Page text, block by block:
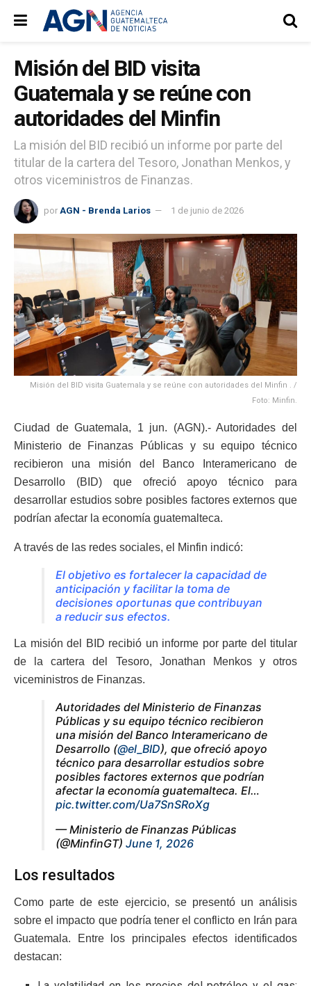
Misión del BID visita
Guatemala y se reúne con
autoridades del Minfin
La misión del BID recibió un informe por parte del
titular de la cartera del Tesoro, Jonathan Menkos, y
otros viceministros de Finanzas.
por AGN - Brenda Larios 1 de junio de 2026
Misión del BID visita Guatemala y se reúne con autoridades del Minfin . /
Foto: Minfin.
Ciudad de Guatemala, 1 jun. (AGN).- Autoridades del
Ministerio de Finanzas Públicas y su equipo técnico
recibieron una misión del Banco Interamericano de
Desarrollo (BID) que ofreció apoyo técnico para
desarrollar estudios sobre posibles factores externos que
podrían afectar la economía guatemalteca.
A través de las redes sociales, el Minfin indicó:
El objetivo es fortalecer la capacidad de
anticipación y facilitar la toma de
decisiones oportunas que contribuyan
a reducir sus efectos.
La misión del BID recibió un informe por parte del titular
de la cartera del Tesoro, Jonathan Menkos y otros
viceministros de Finanzas.
Autoridades del Ministerio de Finanzas
Públicas y su equipo técnico recibieron
una misión del Banco Interamericano de
Desarrollo (@el_BID), que ofreció apoyo
técnico para desarrollar estudios sobre
posibles factores externos que podrían
afectar la economía guatemalteca. El…
pic.twitter.com/Ua7SnSRoXg
— Ministerio de Finanzas Públicas
(@MinfinGT) June 1, 2026
Los resultados
Como parte de este ejercicio, se presentó un análisis
sobre el impacto que podría tener el conflicto en Irán para
Guatemala. Entre los principales efectos identificados
destacan: